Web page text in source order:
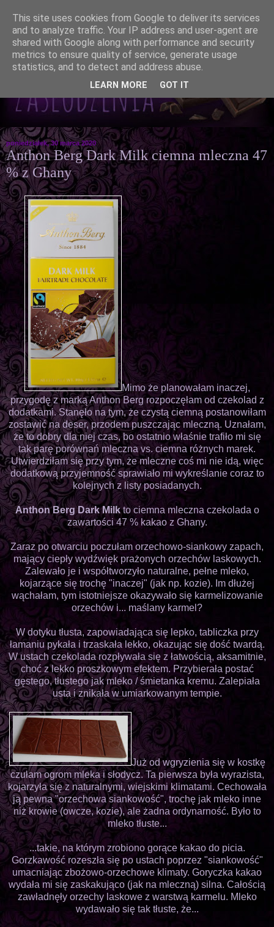
poniedziałek, 30 marca 2020
Anthon Berg Dark Milk ciemna mleczna 47
% z Ghany
Mimo że planowałam inaczej,
przygodę z marką Anthon Berg rozpoczęłam od czekolad z
dodatkami. Stanęło na tym, że czystą ciemną postanowiłam
zostawić na deser, przodem puszczając mleczną. Uznałam,
że to dobry dla niej czas, bo ostatnio właśnie trafiło mi się
tak parę porównań mleczna vs. ciemna różnych marek.
Utwierdziłam się przy tym, że mleczne coś mi nie idą, więc
dodatkową przyjemność sprawiało mi wykreślanie coraz to
kolejnych z listy posiadanych.
Anthon Berg Dark Milkto ciemna mleczna czekolada o
zawartości 47 % kakao z Ghany.
Zaraz po otwarciu poczułam orzechowo-siankowy zapach,
mający ciepły wydźwięk prażonych orzechów laskowych.
Zalewało je i współtworzyło naturalne, pełne mleko,
kojarzące się trochę "inaczej" (jak np. kozie). Im dłużej
wąchałam, tym istotniejsze okazywało się karmelizowanie
orzechów i... maślany karmel?
W dotyku tłusta, zapowiadająca się lepko, tabliczka przy
łamaniu pykała i trzaskała lekko, okazując się dość twardą.
W ustach czekolada rozpływała się z łatwością, aksamitnie,
choć z lekko proszkowym efektem. Przybierała postać
gęstego, tłustego jak mleko / śmietanka kremu. Zalepiała
usta i znikała w umiarkowanym tempie.
Już od wgryzienia się w kostkę
czułam ogrom mleka i słodycz. Ta pierwsza była wyrazista,
kojarzyła się z naturalnymi, wiejskimi klimatami. Cechowała
ją pewna "orzechowa siankowość", trochę jak mleko inne
niż krowie (owcze, kozie), ale żadna ordynarność. Było to
mleko tłuste...
...takie, na którym zrobiono gorące kakao do picia.
Gorzkawość rozeszła się po ustach poprzez "siankowość"
umacniając zbożowo-orzechowe klimaty. Goryczka kakao
wydała mi się zaskakująco (jak na mleczną) silna. Całością
zawładnęły orzechy laskowe z warstwą karmelu. Mleko
wydawało się tak tłuste, że...
This site uses cookies from Google to deliver its services
and to analyze traffic. Your IP address and user-agent are
shared with Google along with performance and security
metrics to ensure quality of service, generate usage
statistics, and to detect and address abuse.
LEARN MORE GOT IT